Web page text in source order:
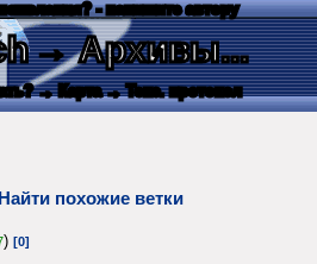
- напишите автору
→ Архивы...
→ Карта → Текс. протокол
Найти похожие ветки
) [0]